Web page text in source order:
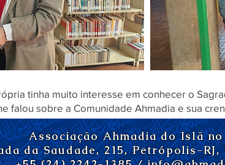
Título 6
tinha muito interesse em conhecer o
falou sobre a Comunidade Ahmadia e sua
Associação Ahmadia do Islã
da Saudade, 215, Petrópolis-RJ,